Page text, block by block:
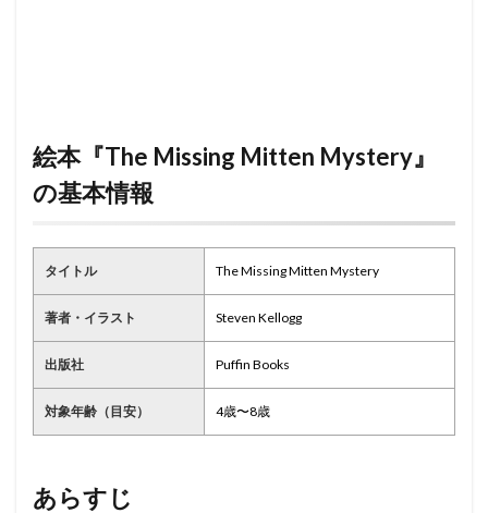
絵本『The Missing Mitten Mystery』
の基本情報
タイトル The Missing Mitten Mystery
著者・イラスト Steven Kellogg
出版社 Puffin Books
対象年齢（目安） 4歳〜8歳
あらすじ